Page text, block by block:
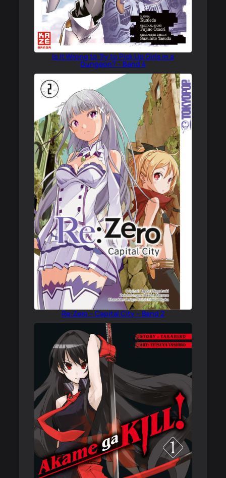
Is It Wrong to Try to Pick Up Girls in a
Dungeon? – Band 4
Re:Zero – Capital City – Band 2